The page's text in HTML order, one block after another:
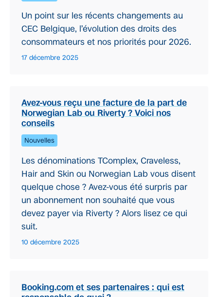
Un point sur les récents changements au
CEC Belgique, l’évolution des droits des
consommateurs et nos priorités pour 2026.
17 décembre 2025
Avez-vous reçu une facture de la part de
Norwegian Lab ou Riverty ? Voici nos
conseils
Nouvelles
Les dénominations TComplex, Craveless,
Hair and Skin ou Norwegian Lab vous disent
quelque chose ? Avez-vous été surpris par
un abonnement non souhaité que vous
devez payer via Riverty ? Alors lisez ce qui
suit.
10 décembre 2025
Booking.com et ses partenaires : qui est